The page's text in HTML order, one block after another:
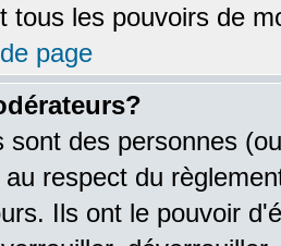
tous les pouvoirs de
page
sont des personnes
respect du
Ils ont le pouvoir